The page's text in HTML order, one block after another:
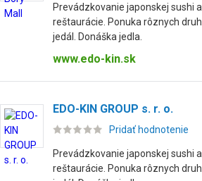
Prevádzkovanie japonskej sushi
reštaurácie. Ponuka rôznych
jedál. Donáška jedla.
www.edo-kin.sk
EDO-KIN GROUP s. r. o.
Pridať hodnotenie
Prevádzkovanie japonskej sushi
reštaurácie. Ponuka rôznych